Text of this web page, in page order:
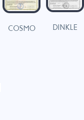
COSMO DINKLE